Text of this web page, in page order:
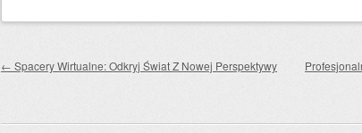
Zobacz wpisy
← Spacery Wirtualne: Odkryj Świat Z Nowej Perspektywy